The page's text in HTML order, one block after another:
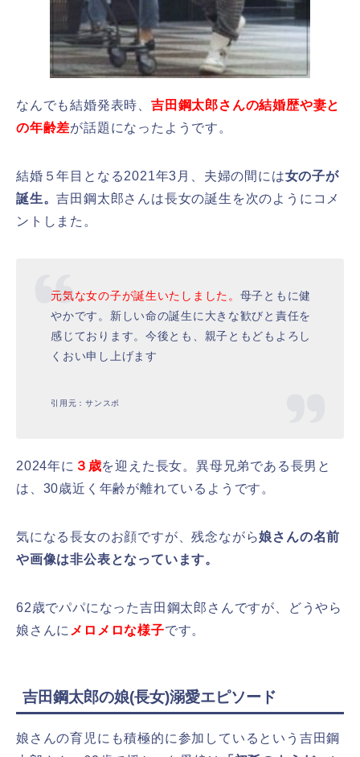
なんでも結婚発表時、 吉田鋼太郎さんの結婚歴や妻と
の年齢差が話題になったようです。
結婚５年目となる2021年3月、夫婦の間には女の子が
誕生。吉田鋼太郎さんは長女の誕生を次のようにコメ
ントしまた。
元気な女の子が誕生いたしました。 母子ともに健
やかです。新しい命の誕生に大きな歓びと責任を
感じております。今後とも、親子ともどもよろし
くおい申し上げます
引用元：サンスポ
2024年に ３歳を迎えた長女。異母兄弟である長男と
は、30歳近く年齢が離れているようです。
気になる長女のお顔ですが、残念ながら娘さんの名前
や画像は非公表となっています。
62歳でパパになった吉田鋼太郎さんですが、どうやら
娘さんに メロメロな様子です。
吉田鋼太郎の娘(長女)溺愛エピソード
娘さんの育児にも積極的に参加しているという吉田鋼